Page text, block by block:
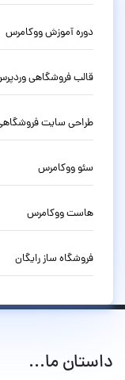
دوره آموزش ووکامرس
قالب فروشگاهی
طراحی سایت
سئو ووکامرس
هاست ووکامرس
فروشگاه ساز رایگان
داستان ما...